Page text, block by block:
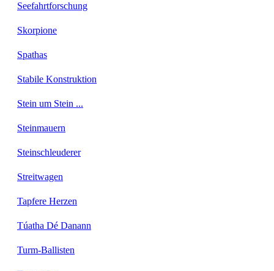
Seefahrtforschung
Skorpione
Spathas
Stabile Konstruktion
Stein um Stein ...
Steinmauern
Steinschleuderer
Streitwagen
Tapfere Herzen
Túatha Dé Danann
Turm-Ballisten